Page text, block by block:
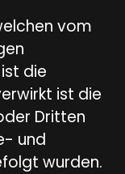
vom
die
ist die
Dritten
und
wurden.